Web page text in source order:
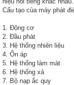
Cấu tạo của máy phát
1. Động cơ
2. Đầu phát
3. Hệ thống nhiên liệu
4. Ổn áp
5. Hệ thống làm mát
6. Hệ thống xả
7. Bộ nạp ắc quy